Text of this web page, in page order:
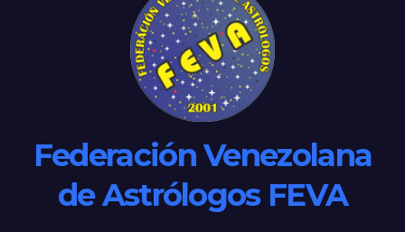
Federación Venezolana
de Astrólogos FEVA